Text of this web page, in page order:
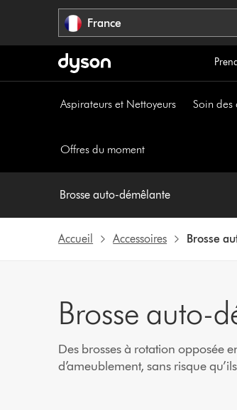
France
Aspirateurs et Nettoyeurs Soin des
Offres du moment
Brosse auto-démêlante
Accueil Accessoires Brosse
Brosse auto-
Des brosses à rotation opposée
d’ameublement, sans risque